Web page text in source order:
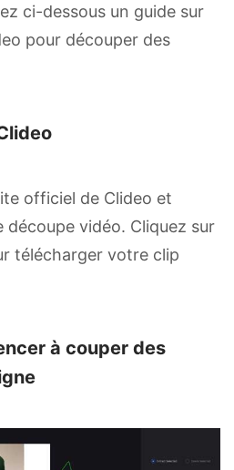
ci-dessous un guide sur
pour découper des
officiel de Clideo et
découpe vidéo. Cliquez sur
télécharger votre clip
à couper des